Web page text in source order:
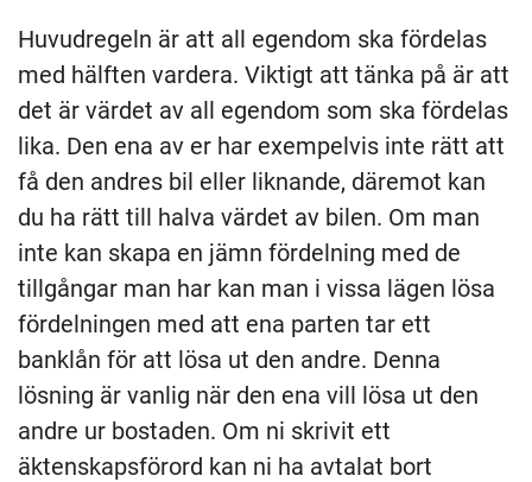
Huvudregeln är att all egendom ska fördelas
med hälften vardera. Viktigt att tänka på är att
det är värdet av all egendom som ska fördelas
lika. Den ena av er har exempelvis inte rätt att
få den andres bil eller liknande, däremot kan
du ha rätt till halva värdet av bilen. Om man
inte kan skapa en jämn fördelning med de
tillgångar man har kan man i vissa lägen lösa
fördelningen med att ena parten tar ett
banklån för att lösa ut den andre. Denna
lösning är vanlig när den ena vill lösa ut den
andre ur bostaden. Om ni skrivit ett
äktenskapsförord kan ni ha avtalat bort